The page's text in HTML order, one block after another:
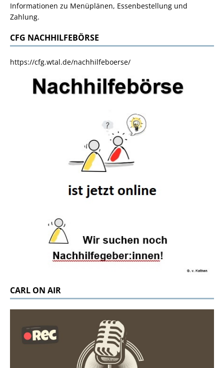
Informationen zu Menüplänen, Essenbestellung und
Zahlung.
CFG NACHHILFEBÖRSE
https://cfg.wtal.de/nachhilfeboerse/
CARL ON AIR